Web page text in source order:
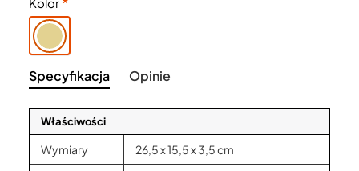
Specyfikacja Opinie
Właściwości
Wymiary 26,5 x 15,5 x 3,5 cm